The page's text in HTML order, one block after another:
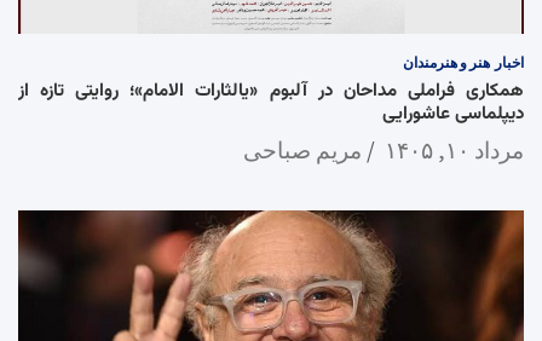
اخبار هنر و هنرمندان
همکاری فراملی مداحان در آلبوم «یالثارات الامام»؛ روایتی تازه از
دیپلماسی عاشورایی
مرداد ۱۰, ۱۴۰۵ مریم صباحی